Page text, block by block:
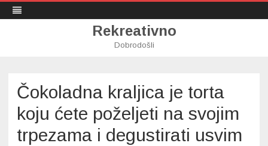
Rekreativno
Dobrodošli
Čokoladna kraljica je torta
koju ćete poželjeti na svojim
trpezama i degustirati usvim